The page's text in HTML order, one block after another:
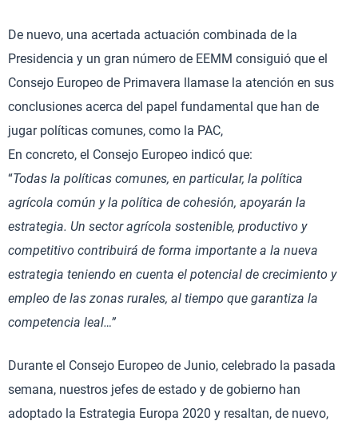
De nuevo, una acertada actuación combinada de la
Presidencia y un gran número de EEMM consiguió que el
Consejo Europeo de Primavera llamase la atención en sus
conclusiones acerca del papel fundamental que han de
jugar políticas comunes, como la PAC,
En concreto, el Consejo Europeo indicó que:
“Todas la políticas comunes, en particular, la política
agrícola común y la política de cohesión, apoyarán la
estrategia. Un sector agrícola sostenible, productivo y
competitivo contribuirá de forma importante a la nueva
estrategia teniendo en cuenta el potencial de crecimiento y
empleo de las zonas rurales, al tiempo que garantiza la
competencia leal…”
Durante el Consejo Europeo de Junio, celebrado la pasada
semana, nuestros jefes de estado y de gobierno han
adoptado la Estrategia Europa 2020 y resaltan, de nuevo,